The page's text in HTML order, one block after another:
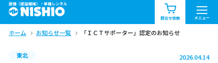
建機（建設機械）・重機レンタル
問合せ依頼 メニュー
商品一覧 お知らせ一覧
問合せ依頼リスト お問合せ
ホーム お知らせ一覧 「ＩＣＴサポーター」認定のお知らせ
東北 2026.04.14